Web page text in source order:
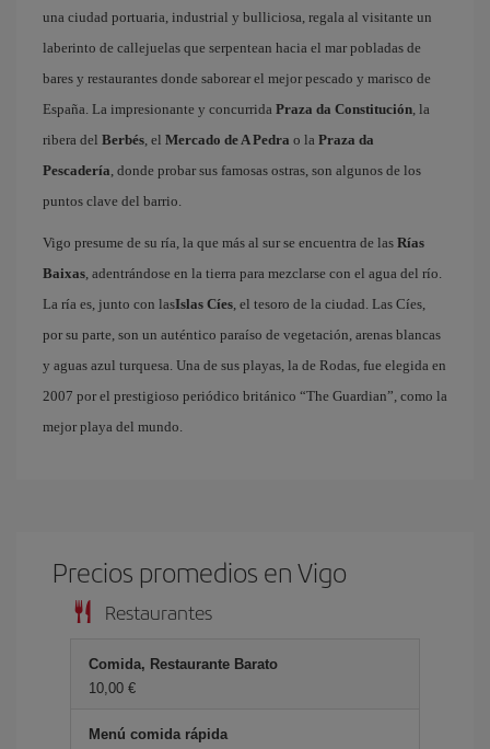
una ciudad portuaria, industrial y bulliciosa, regala al visitante un
laberinto de callejuelas que serpentean hacia el mar pobladas de
bares y restaurantes donde saborear el mejor pescado y marisco de
España. La impresionante y concurrida Praza da Constitución, la
ribera del Berbés, el Mercado de A Pedra o la Praza da
Pescadería, donde probar sus famosas ostras, son algunos de los
puntos clave del barrio.
Vigo presume de su ría, la que más al sur se encuentra de las Rías
Baixas, adentrándose en la tierra para mezclarse con el agua del río.
La ría es, junto con lasIslas Cíes, el tesoro de la ciudad. Las Cíes,
por su parte, son un auténtico paraíso de vegetación, arenas blancas
y aguas azul turquesa. Una de sus playas, la de Rodas, fue elegida en
2007 por el prestigioso periódico británico “The Guardian”, como la
mejor playa del mundo.
Precios promedios en Vigo
Restaurantes
Comida, Restaurante Barato
10,00 €
Menú comida rápida